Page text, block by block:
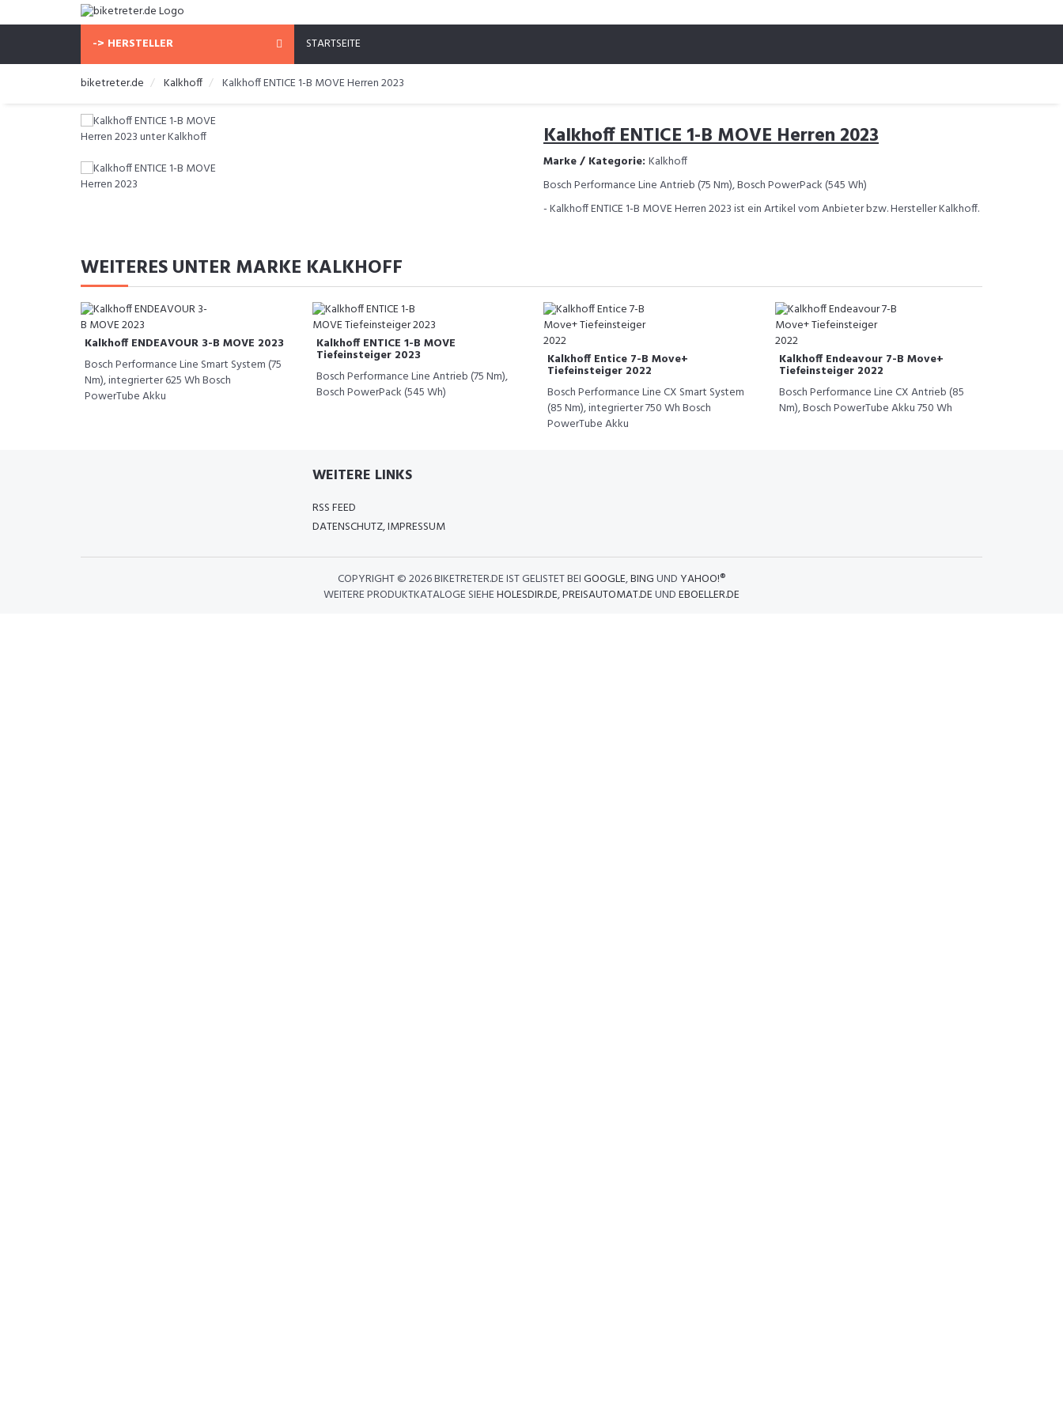
-> HERSTELLER STARTSEITE
biketreter.de Kalkhoff Kalkhoff ENTICE 1-B MOVE Herren 2023
Kalkhoff ENTICE 1-B MOVE Herren 2023
Marke / Kategorie: Kalkhoff
Bosch Performance Line Antrieb (75 Nm), Bosch PowerPack (545 Wh)
- Kalkhoff ENTICE 1-B MOVE Herren 2023 ist ein Artikel vom Anbieter bzw. Hersteller Kalkhoff.
WEITERES UNTER MARKE KALKHOFF
Kalkhoff ENDEAVOUR 3-B MOVE 2023
Bosch Performance Line Smart System (75
Nm), integrierter 625 Wh Bosch
PowerTube Akku
Kalkhoff ENTICE 1-B MOVE
Tiefeinsteiger 2023
Bosch Performance Line Antrieb (75 Nm),
Bosch PowerPack (545 Wh)
Kalkhoff Entice 7-B Move+
Tiefeinsteiger 2022
Bosch Performance Line CX Smart System
(85 Nm), integrierter 750 Wh Bosch
PowerTube Akku
Kalkhoff Endeavour 7-B Move+
Tiefeinsteiger 2022
Bosch Performance Line CX Antrieb (85
Nm), Bosch PowerTube Akku 750 Wh
WEITERE LINKS
RSS FEED
DATENSCHUTZ, IMPRESSUM
COPYRIGHT ©2026 BIKETRETER.DE IST GELISTET BEIGOOGLE,BINGUND YAHOO!®
WEITERE PRODUKTKATALOGE SIEHEHOLESDIR.DE,PREISAUTOMAT.DEUNDEBOELLER.DE